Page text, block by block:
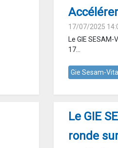
17/07/2025
Le GIE
17...
Gie Sesam-
Le GIE
ronde